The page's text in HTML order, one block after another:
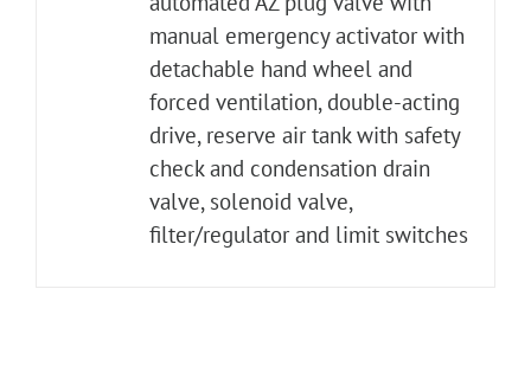
manual emergency activator with
detachable hand wheel and
forced ventilation, double-acting
drive, reserve air tank with safety
check and condensation drain
valve, solenoid valve,
filter/regulator and limit switches